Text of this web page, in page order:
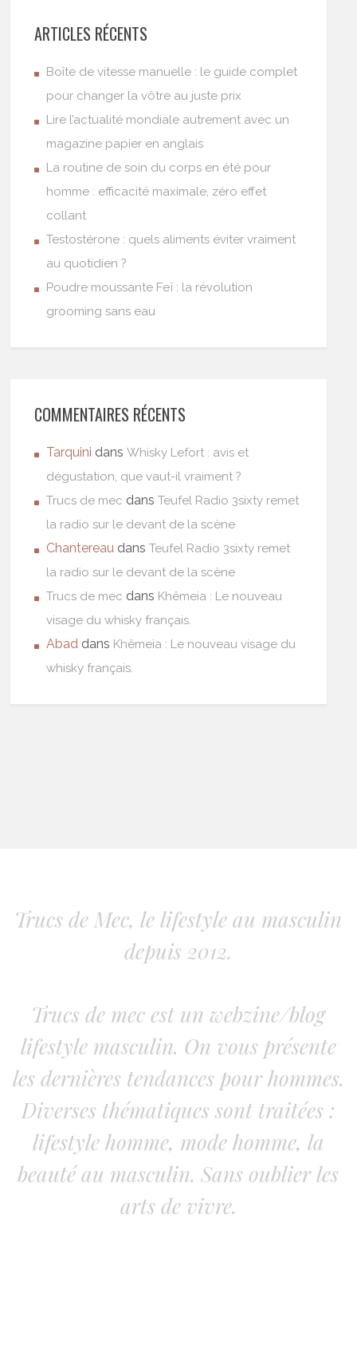
ARTICLES RÉCENTS
Boîte de vitesse manuelle : le guide complet
pour changer la vôtre au juste prix
Lire l’actualité mondiale autrement avec un
magazine papier en anglais
La routine de soin du corps en été pour
homme : efficacité maximale, zéro effet
collant
Testostérone : quels aliments éviter vraiment
au quotidien ?
Poudre moussante Feï : la révolution
grooming sans eau
COMMENTAIRES RÉCENTS
Tarquini dansWhisky Lefort : avis et
dégustation, que vaut-il vraiment ?
Trucs de mec dansTeufel Radio 3sixty remet
la radio sur le devant de la scène
Chantereau dansTeufel Radio 3sixty remet
la radio sur le devant de la scène
Trucs de mec dans Khêmeia : Le nouveau
visage du whisky français.
Abad dans Khêmeia : Le nouveau visage du
whisky français.
Trucs de Mec, le lifestyle au masculin
depuis 2012.
Trucs de mec est un webzine/blog
lifestyle masculin. On vous présente
les dernières tendances pour hommes.
Diverses thématiques sont traitées :
lifestyle homme, mode homme, la
beauté au masculin. Sans oublier les
arts de vivre.